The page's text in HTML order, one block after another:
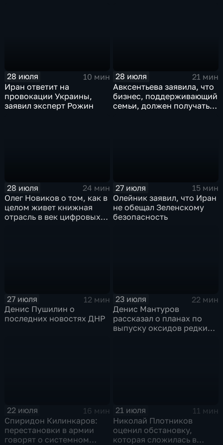
28 июля
10 мин
Иран ответит на
провокации Украины,
заявил эксперт Рожин
28 июля
21 мин
Авксентьева заявила, что
бизнес, поддерживающий
семьи, должен получать
28 июля
24 мин
Олег Новиков о том, как в
целом живет книжная
отрасль в век цифровых
27 июля
15 мин
Олейник заявил, что Иран
не обещал Зеленскому
безопасность
27 июля
12 мин
Денис Пушилин о
последних новостях ДНР
23 июля
22 мин
Денис Мантуров
рассказал о планах по
выпуску оксидов редких
22 июля
16 мин
Спиридон Килинкаров:
перестановки в армии
говорят о системном
21 июля
11 мин
Николай Плотников
оценил обстановку,
которая сложилась в